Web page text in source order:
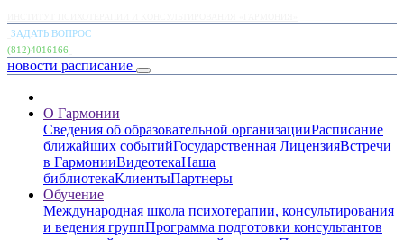
ЗАДАТЬ ВОПРОС
(812)4016166
новости расписание
О Гармонии
Сведения об образовательной организацииРасписание
ближайших событийГосударственная ЛицензияВстречи
в ГармонииВидеотекаНаша
библиотекаКлиентыПартнеры
Обучение
Международная школа психотерапии, консультирования
и ведения группПрограмма подготовки консультантов